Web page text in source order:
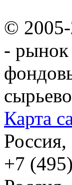
© 2005-
- рынок
Карта
+7